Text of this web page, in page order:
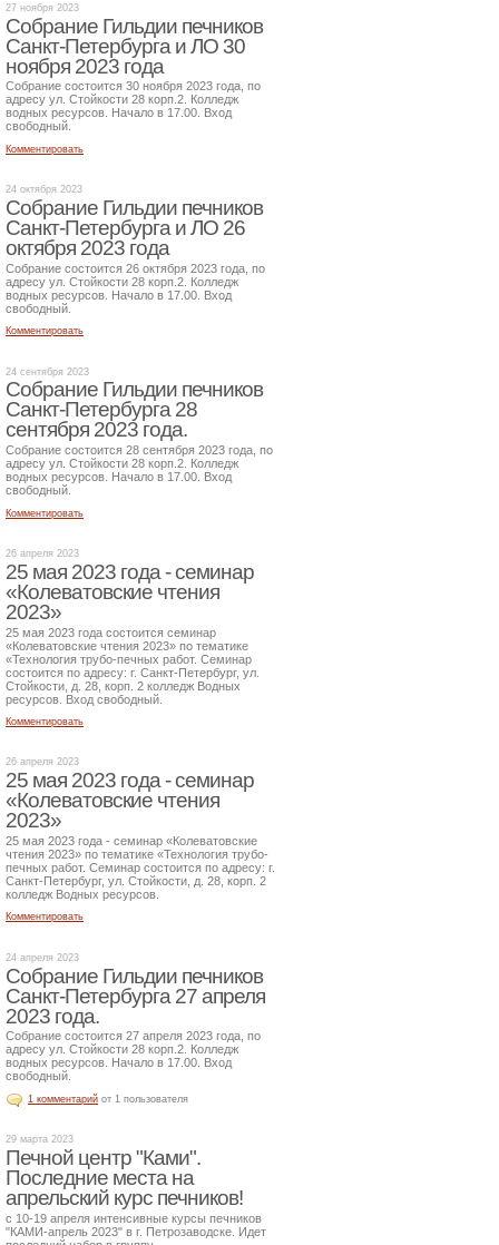
27 ноября 2023
Собрание Гильдии печников
Санкт-Петербурга и ЛО 30
ноября 2023 года
Собрание состоится 30 ноября 2023 года, по
адресу ул. Стойкости 28 корп.2. Колледж
водных ресурсов. Начало в 17.00. Вход
свободный.
Комментировать
24 октября 2023
Собрание Гильдии печников
Санкт-Петербурга и ЛО 26
октября 2023 года
Собрание состоится 26 октября 2023 года, по
адресу ул. Стойкости 28 корп.2. Колледж
водных ресурсов. Начало в 17.00. Вход
свободный.
Комментировать
24 сентября 2023
Собрание Гильдии печников
Санкт-Петербурга 28
сентября 2023 года.
Собрание состоится 28 сентября 2023 года, по
адресу ул. Стойкости 28 корп.2. Колледж
водных ресурсов. Начало в 17.00. Вход
свободный.
Комментировать
26 апреля 2023
25 мая 2023 года - семинар
«Колеватовские чтения
2023»
25 мая 2023 года состоится семинар
«Колеватовские чтения 2023» по тематике
«Технология трубо-печных работ. Семинар
состоится по адресу: г. Санкт-Петербург, ул.
Стойкости, д. 28, корп. 2 колледж Водных
ресурсов. Вход свободный.
Комментировать
26 апреля 2023
25 мая 2023 года - семинар
«Колеватовские чтения
2023»
25 мая 2023 года - семинар «Колеватовские
чтения 2023» по тематике «Технология трубо-
печных работ. Семинар состоится по адресу: г.
Санкт-Петербург, ул. Стойкости, д. 28, корп. 2
колледж Водных ресурсов.
Комментировать
24 апреля 2023
Собрание Гильдии печников
Санкт-Петербурга 27 апреля
2023 года.
Собрание состоится 27 апреля 2023 года, по
адресу ул. Стойкости 28 корп.2. Колледж
водных ресурсов. Начало в 17.00. Вход
свободный.
1 комментарий от 1 пользователя
29 марта 2023
Печной центр "Ками".
Последние места на
апрельский курс печников!
с 10-19 апреля интенсивные курсы печников
"КАМИ-апрель 2023" в г. Петрозаводске. Идет